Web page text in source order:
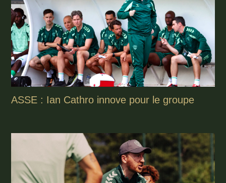
ASSE : Ian Cathro innove pour le groupe